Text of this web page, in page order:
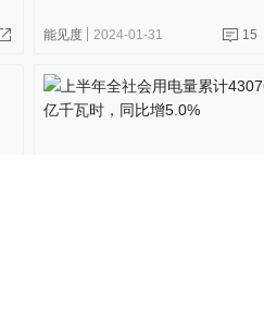
能见度 2024-01-31 15